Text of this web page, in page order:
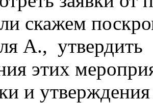
скажем
А., утвердить
этих
и